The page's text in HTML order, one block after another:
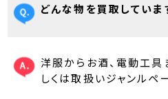
どんな物を買取していま
洋服からお酒、電動工具
しくは取扱いジャンルペ